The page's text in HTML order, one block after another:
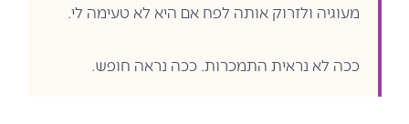
מעוגיה ולזרוק אותה לפח אם היא לא טעימה לי.
ככה לא נראית התמכרות. ככה נראה חופש.